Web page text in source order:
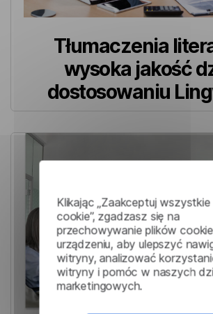
Klikając „Zaakceptuj wszystkie
cookie”, zgadzasz się na
przechowywanie plików
urządzeniu, aby ulepszyć
witryny, analizować
witryny i pomóc w naszych
marketingowych.
Tłumaczenia
wysoka jakość
dostosowaniu